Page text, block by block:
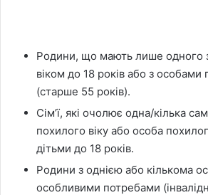
Родини, що мають лише одного з
віком до 18 років або з особами
(старше 55 років).
Сім’ї, які очолює одна/кілька
похилого віку або особа
дітьми до 18 років.
Родини з однією або кількома
особливими потребами